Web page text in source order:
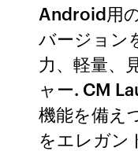
Android用
バージョン
力、軽量、
ャー. CM
機能を備え
をエレガン